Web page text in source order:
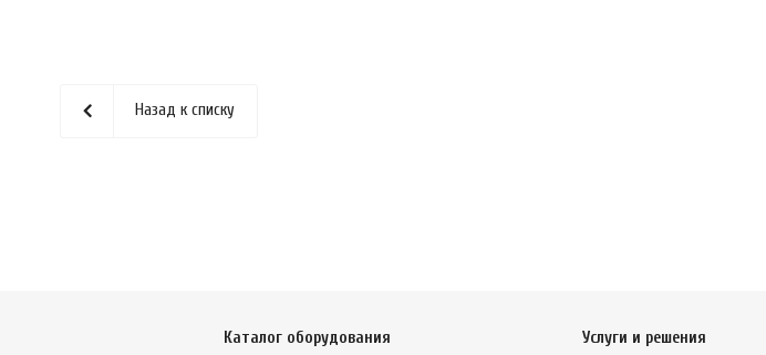
Назад к списку
Каталог оборудования Услуги и решения